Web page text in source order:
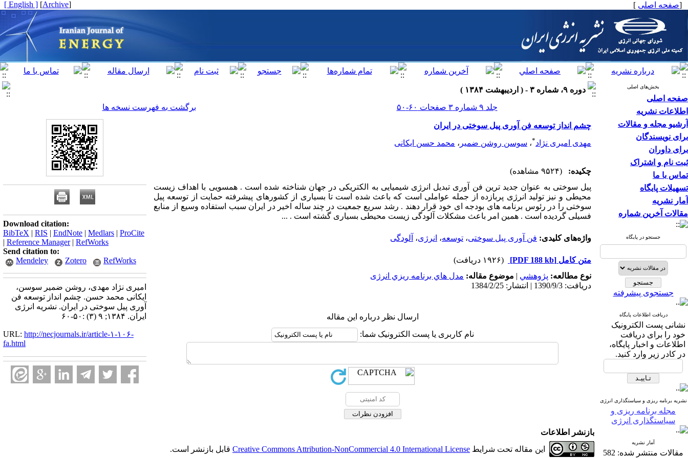
[صفحه اصلی ]
[
Archive
]
[ English ]
بخش‌های اصلی
صفحه اصلی
اطلاعات نشریه
آرشیو مجله و مقالات
برای نویسندگان
برای داوران
ثبت نام و اشتراک
تماس با ما
تسهیلات پایگاه
آمار نشریه
مقالات آخرین شماره
جستجو در پایگاه
جستجوی پیشرفته
دریافت اطلاعات پایگاه
نشانی پست الکترونیک
خود را برای دریافت
اطلاعات و اخبار پایگاه،
در کادر زیر وارد کنید.
نشریه برنامه ریزی و سیاستگذاری انرژی
مجله برنامه ریزی و
سیاستگذاری انرژی
آمار نشریه
مقالات منتشر شده: 582
دوره ۹، شماره ۳ - ( اردیبهشت ۱۳۸۴ )
جلد ۹ شماره ۳ صفحات ۶۰-۵۰
برگشت به فهرست نسخه ها
چشم انداز توسعه فن آوری پیل سوختی در ایران
مهدی امیری نژاد*، سوسن روشن ضمیر ، محمد حسن ایکانی
چکیده:
(۹۵۲۴ مشاهده)
پیل سوختی به عنوان جدید ترین فن آوری تبدیل انرژی شیمیایی به الکتریکی در جهان شناخته شده است . همسویی با اهداف زیست
محیطی و نیز تولید انرژی پربازده از جمله عواملی است که باعث شده است تا بسیاری از کشورهای پیشرفته حمایت از توسعه پیل
سوختی را در رئوس برنامه های بودجه ای خود قرار دهند . رشد سریع جمعیت در چند ساله اخیر در ایران سبب استفاده وسیع از منابع
فسیلی گردیده است . همین امر باعث مشکلات آلودگی زیست محیطی بسیاری گشته است . ...
واژه‌های کلیدی: فن آوری پیل سوختی، توسعه، انرژی، آلودگی
متن کامل [PDF 188 kb]
(۱۹۲۶ دریافت)
نوع مطالعه: پژوهشي | موضوع مقاله: مدل هاي برنامه ريزي انرژی
دریافت: 1390/9/3 | انتشار: 1384/2/25
ارسال نظر درباره این مقاله
نام کاربری یا پست الکترونیک شما:
Download citation:
BibTeX | RIS | EndNote | Medlars | ProCite
| Reference Manager| RefWorks
Send citation to:
Mendeley
Zotero RefWorks
امیری نژاد مهدی، روشن ضمیر سوسن،
ایکانی محمد حسن. چشم انداز توسعه فن
آوری پیل سوختی در ایران. نشریه انرژی
ایران. ۱۳۸۴; ۹ (۳) :۵۰-۶۰
URL: http://necjournals.ir/article-۱-۱۰۶-
fa.html
بازنشر اطلاعات
این مقاله تحت شرایط Creative Commons Attribution-NonCommercial 4.0 International License قابل بازنشر است.